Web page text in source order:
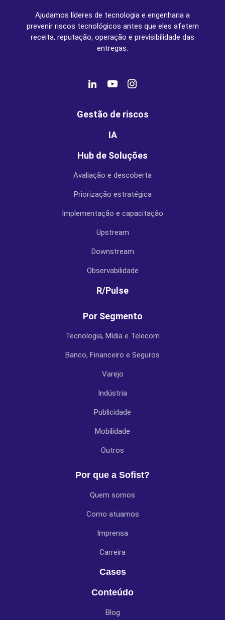
Ajudamos líderes de tecnologia e engenharia a
prevenir riscos tecnológicos antes que eles afetem
receita, reputação, operação e previsibilidade das
entregas.
Gestão de riscos
IA
Hub de Soluções
Avaliação e descoberta
Priorização estratégica
Implementação e capacitação
Upstream
Downstream
Observabilidade
R/Pulse
Por Segmento
Tecnologia, Mídia e Telecom
Banco, Financeiro e Seguros
Varejo
Indústria
Publicidade
Mobilidade
Outros
Por que a Sofist?
Quem somos
Como atuamos
Imprensa
Carreira
Cases
Conteúdo
Blog